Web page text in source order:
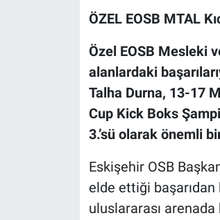
ÖZEL EOSB MTAL
Özel EOSB Mesleki
alanlardaki
Talha Durna, 13-17
Cup Kick Boks
3.’sü olarak önemli
Eskişehir OSB
elde ettiği başarıdan
uluslararası